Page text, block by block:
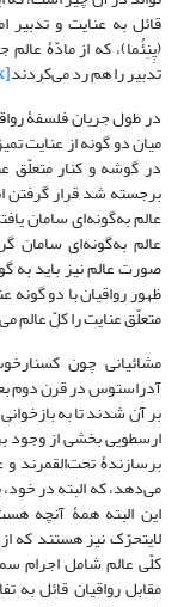
قائل به عنایت و
(پِنِئُما)، که از مادّۀ
تدبیر را هم رد می‌کردند[xix]
در طول جریان فلسفۀ
میان دو گونه از عنایت
در گوشه و کنار متعلّق
برجسته شد قرار گرفتن
عالم به‌گونه‌ای سامان
عالم به‌گونه‌ای سامان
صورت عالم نیز باید به
ظهور رواقیان با دو گونه
متعلّق عنایت را کلّ عالم
مشائیانی چون
آدراستوس در قرن دوم
بر آن شدند تا به
ارسطویی بخشی از وجود
برسازندۀ تحت‌القمرند
می‌دهد، که البته در
این البته همۀ آنچه
لایتحرّک نیز هستند که
کلّی عالم شامل اجرام
مقابل رواقیان قائل